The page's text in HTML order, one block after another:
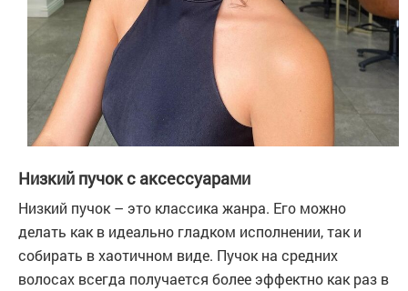
Низкий пучок с аксессуарами
Низкий пучок – это классика жанра. Его можно
делать как в идеально гладком исполнении, так и
собирать в хаотичном виде. Пучок на средних
волосах всегда получается более эффектно как раз в